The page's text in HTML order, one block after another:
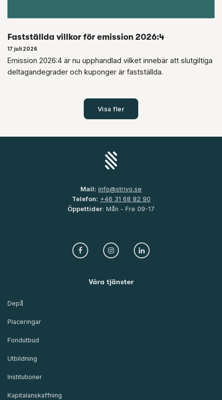
Fastställda villkor för emission 2026:4
17 juli 2026
Emission 2026:4 är nu upphandlad vilket innebär att slutgiltiga
deltagandegrader och kuponger är fastställda.
Visa fler
Mail: info@strivo.se
Telefon: +46 31 68 82 90
Öppettider: Mån - Fre 09-17
Våra tjänster
Depå
Placeringar
Fondutbud
Utbildning
Institutioner
Kapitalanskaffning